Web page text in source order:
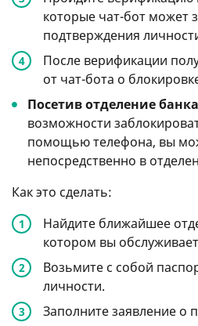
которые чат-бот может
подтверждения
После верификации
от чат-бота о
Посетив отделение банка
возможности
помощью телефона, вы
непосредственно в
Как это сделать:
Найдите ближайшее
котором вы
Возьмите с собой
личности.
Заполните заявление о